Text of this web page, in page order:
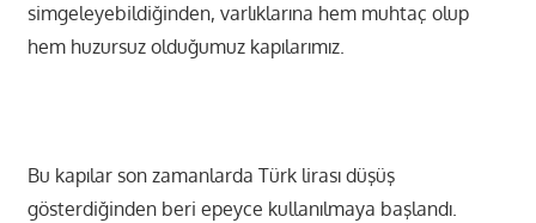
simgeleyebildiğinden, varlıklarına hem muhtaç olup
hem huzursuz olduğumuz kapılarımız.
Bu kapılar son zamanlarda Türk lirası düşüş
gösterdiğinden beri epeyce kullanılmaya başlandı.